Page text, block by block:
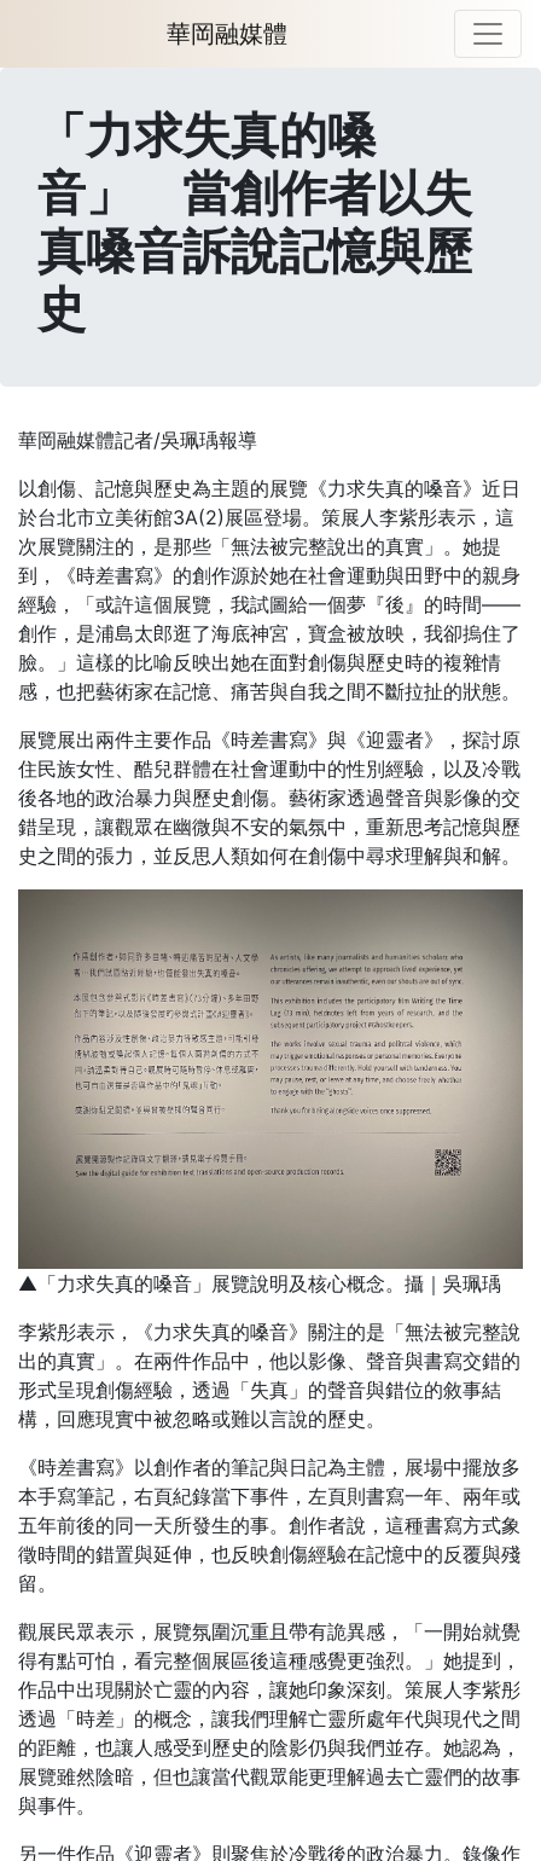
華岡融媒體
「力求失真的嗓
音」 當創作者以失
真嗓音訴說記憶與歷
史
華岡融媒體記者/吳珮瑀報導
以創傷、記憶與歷史為主題的展覽《力求失真的嗓音》近日
於台北市立美術館3A(2)展區登場。策展人李紫彤表示，這
次展覽關注的，是那些「無法被完整說出的真實」。她提
到，《時差書寫》的創作源於她在社會運動與田野中的親身
經驗，「或許這個展覽，我試圖給一個夢『後』的時間——
創作，是浦島太郎逛了海底神宮，寶盒被放映，我卻摀住了
臉。」這樣的比喻反映出她在面對創傷與歷史時的複雜情
感，也把藝術家在記憶、痛苦與自我之間不斷拉扯的狀態。
展覽展出兩件主要作品《時差書寫》與《迎靈者》，探討原
住民族女性、酷兒群體在社會運動中的性別經驗，以及冷戰
後各地的政治暴力與歷史創傷。藝術家透過聲音與影像的交
錯呈現，讓觀眾在幽微與不安的氣氛中，重新思考記憶與歷
史之間的張力，並反思人類如何在創傷中尋求理解與和解。
▲「力求失真的嗓音」展覽說明及核心概念。攝｜吳珮瑀
李紫彤表示，《力求失真的嗓音》關注的是「無法被完整說
出的真實」。在兩件作品中，他以影像、聲音與書寫交錯的
形式呈現創傷經驗，透過「失真」的聲音與錯位的敘事結
構，回應現實中被忽略或難以言說的歷史。
《時差書寫》以創作者的筆記與日記為主體，展場中擺放多
本手寫筆記，右頁紀錄當下事件，左頁則書寫一年、兩年或
五年前後的同一天所發生的事。創作者說，這種書寫方式象
徵時間的錯置與延伸，也反映創傷經驗在記憶中的反覆與殘
留。
觀展民眾表示，展覽氛圍沉重且帶有詭異感，「一開始就覺
得有點可怕，看完整個展區後這種感覺更強烈。」她提到，
作品中出現關於亡靈的內容，讓她印象深刻。策展人李紫彤
透過「時差」的概念，讓我們理解亡靈所處年代與現代之間
的距離，也讓人感受到歷史的陰影仍與我們並存。她認為，
展覽雖然陰暗，但也讓當代觀眾能更理解過去亡靈們的故事
與事件。
另一件作品《迎靈者》則聚焦於冷戰後的政治暴力。錄像作